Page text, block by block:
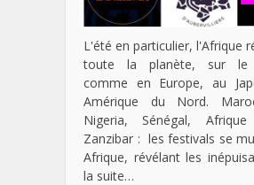
L'été en particulier, l'Afrique
toute la planète, sur le
comme en Europe, au
Amérique du Nord.
Nigeria, Sénégal,
Zanzibar : les festivals se
Afrique, révélant les
la suite…